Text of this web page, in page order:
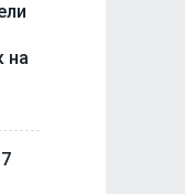
на